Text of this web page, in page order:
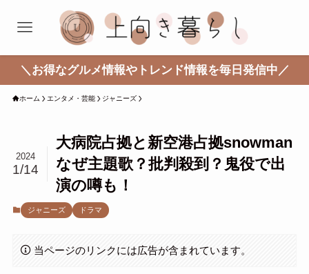
＼お得なグルメ情報やトレンド情報を毎日発信中／
ホーム エンタメ・芸能 ジャニーズ
大病院占拠と新空港占拠snowman
なぜ主題歌？批判殺到？鬼役で出
演の噂も！
2024
1/14
ジャニーズ ドラマ
当ページのリンクには広告が含まれています。